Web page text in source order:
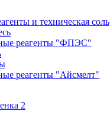
и техническая соль
реагенты "ФПЭС"
реагенты "Айсмелт"